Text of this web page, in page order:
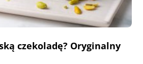
czekoladę? Oryginalny